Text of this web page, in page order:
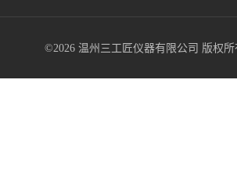
©2026 温州三工匠仪器有限公司 版权所